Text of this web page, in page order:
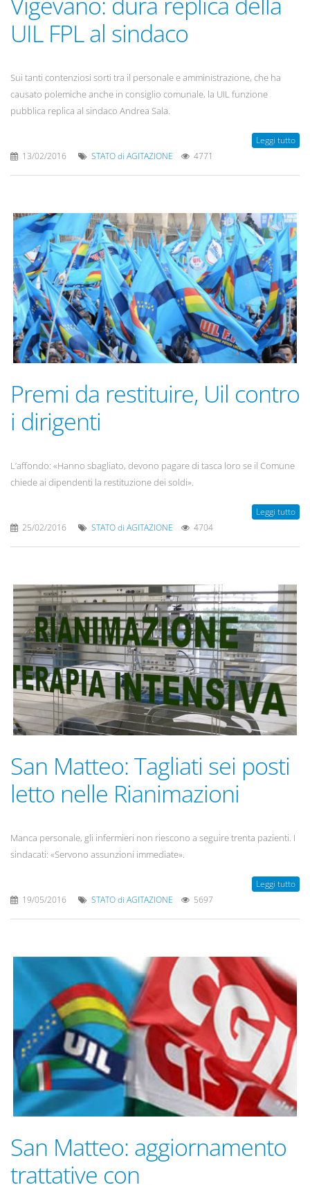
UIL FPL al sindaco
Sui tanti contenziosi sorti tra il personale e amministrazione, che ha
causato polemiche anche in consiglio comunale, la UIL funzione
pubblica replica al sindaco Andrea Sala.
Leggi tutto
13/02/2016 STATO di AGITAZIONE 4771
Premi da restituire, Uil contro
i dirigenti
L’affondo: «Hanno sbagliato, devono pagare di tasca loro se il Comune
chiede ai dipendenti la restituzione dei soldi».
Leggi tutto
25/02/2016 STATO di AGITAZIONE 4704
San Matteo: Tagliati sei posti
letto nelle Rianimazioni
Manca personale, gli infermieri non riescono a seguire trenta pazienti. I
sindacati: «Servono assunzioni immediate».
Leggi tutto
19/05/2016 STATO di AGITAZIONE 5697
San Matteo: aggiornamento
trattative con